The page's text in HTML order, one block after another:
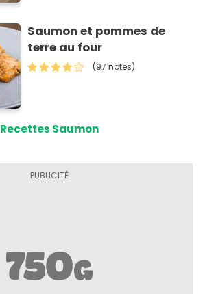
Saumon et pommes de
terre au four
(97 notes)
Recettes Saumon